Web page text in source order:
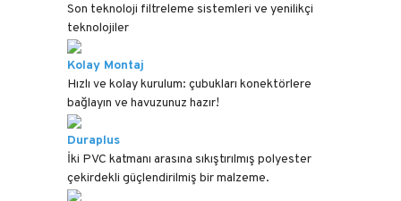
Son teknoloji filtreleme sistemleri ve yenilikçi
teknolojiler
Kolay Montaj
Hızlı ve kolay kurulum: çubukları konektörlere
bağlayın ve havuzunuz hazır!
Duraplus
İki PVC katmanı arasına sıkıştırılmış polyester
çekirdekli güçlendirilmiş bir malzeme.